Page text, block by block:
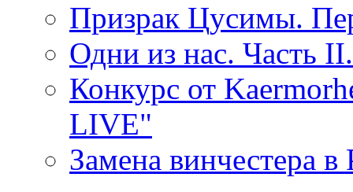
Призрак Цусимы.
Одни из нас. Часть
Конкурс от
LIVE"
Замена винчестера